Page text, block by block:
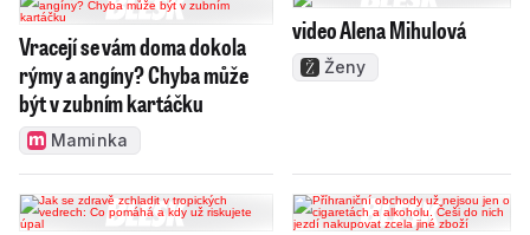
Vracejí se vám doma dokola
rýmy a angíny? Chyba může
být v zubním kartáčku
Maminka
video Alena Mihulová
Ženy